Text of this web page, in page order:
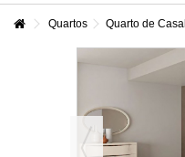
Quartos Quarto de Casal